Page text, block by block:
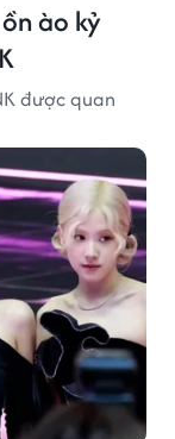
ào kỷ
được quan